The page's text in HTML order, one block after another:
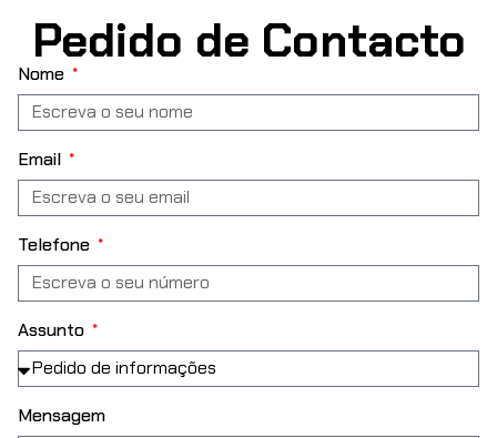
Pedido de Contacto
Nome
Email
Telefone
Assunto
Mensagem